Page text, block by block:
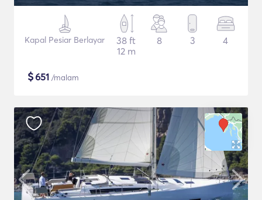
Kapal Pesiar Berlayar
38 ft
12 m
8 3 4
$651 /malam